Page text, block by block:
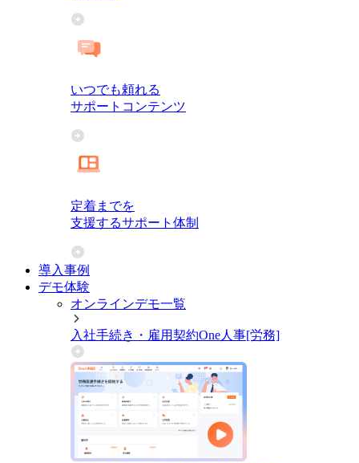
いつでも頼れる
サポートコンテンツ
定着までを
支援するサポート体制
導入事例
デモ体験
オンラインデモ一覧
入社手続き・雇用契約One人事[労務]